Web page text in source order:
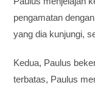
pengamatan
yang dia kunjungi,
Kedua, Paulus
terbatas, Paulus